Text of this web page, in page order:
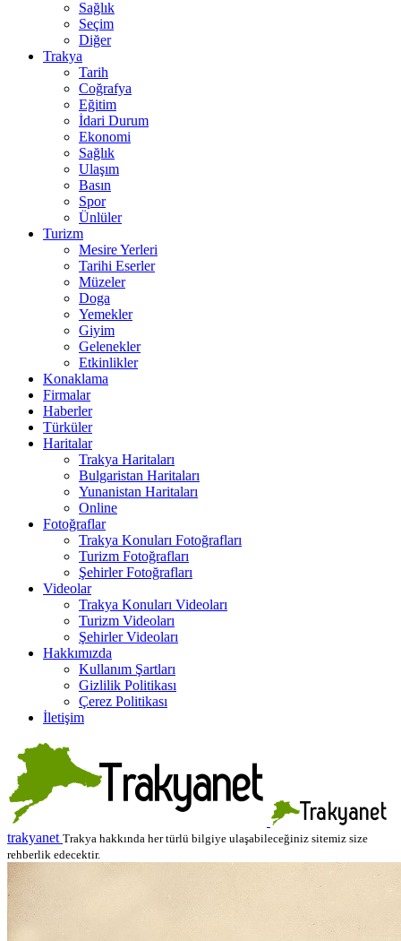
Sağlık
Seçim
Diğer
Trakya
Tarih
Coğrafya
Eğitim
İdari Durum
Ekonomi
Sağlık
Ulaşım
Basın
Spor
Ünlüler
Turizm
Mesire Yerleri
Tarihi Eserler
Müzeler
Doga
Yemekler
Giyim
Gelenekler
Etkinlikler
Konaklama
Firmalar
Haberler
Türküler
Haritalar
Trakya Haritaları
Bulgaristan Haritaları
Yunanistan Haritaları
Online
Fotoğraflar
Trakya Konuları Fotoğrafları
Turizm Fotoğrafları
Şehirler Fotoğrafları
Videolar
Trakya Konuları Videoları
Turizm Videoları
Şehirler Videoları
Hakkımızda
Kullanım Şartları
Gizlilik Politikası
Çerez Politikası
İletişim
trakyanet Trakya hakkında her türlü bilgiye ulaşabileceğiniz sitemiz size
rehberlik edecektir.